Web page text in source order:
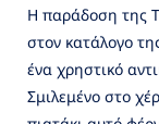
Η παράδοση της
στον κατάλογο
ένα χρηστικό
Σμιλεμένο στο